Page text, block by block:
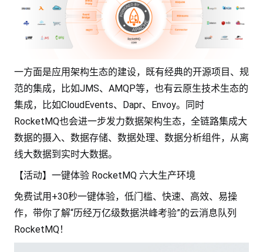
一方面是应用架构生态的建设，既有经典的开源项目、规
范的集成，比如JMS、AMQP等，也有云原生技术生态的
集成，比如CloudEvents、Dapr、Envoy。同时
RocketMQ也会进一步发力数据架构生态，全链路集成大
数据的摄入、数据存储、数据处理、数据分析组件，从离
线大数据到实时大数据。
【活动】一键体验 RocketMQ 六大生产环境
免费试用+30秒一键体验，低门槛、快速、高效、易操
作，带你了解“历经万亿级数据洪峰考验”的云消息队列
RocketMQ！